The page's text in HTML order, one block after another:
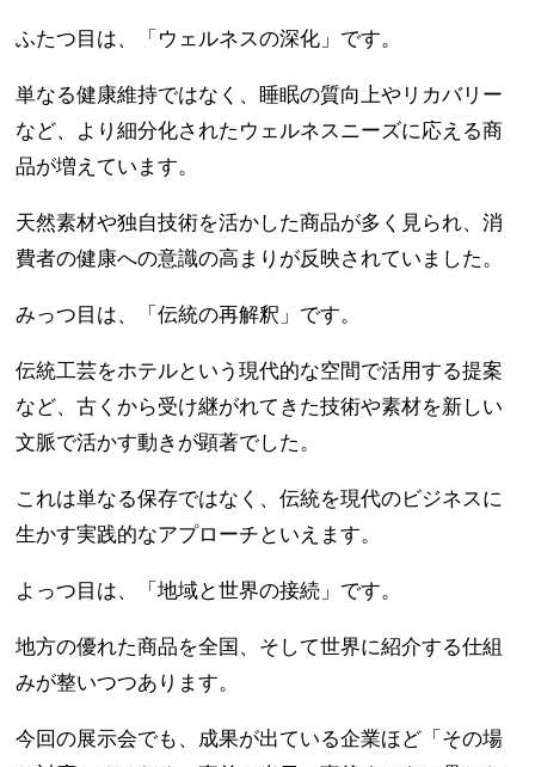
ふたつ目は、「ウェルネスの深化」です。
単なる健康維持ではなく、睡眠の質向上やリカバリー
など、より細分化されたウェルネスニーズに応える商
品が増えています。
天然素材や独自技術を活かした商品が多く見られ、消
費者の健康への意識の高まりが反映されていました。
みっつ目は、「伝統の再解釈」です。
伝統工芸をホテルという現代的な空間で活用する提案
など、古くから受け継がれてきた技術や素材を新しい
文脈で活かす動きが顕著でした。
これは単なる保存ではなく、伝統を現代のビジネスに
生かす実践的なアプローチといえます。
よっつ目は、「地域と世界の接続」です。
地方の優れた商品を全国、そして世界に紹介する仕組
みが整いつつあります。
今回の展示会でも、成果が出ている企業ほど「その場